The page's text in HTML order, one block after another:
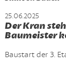
25.06.2025
Der Kran
Baumeister
Baustart der 3.